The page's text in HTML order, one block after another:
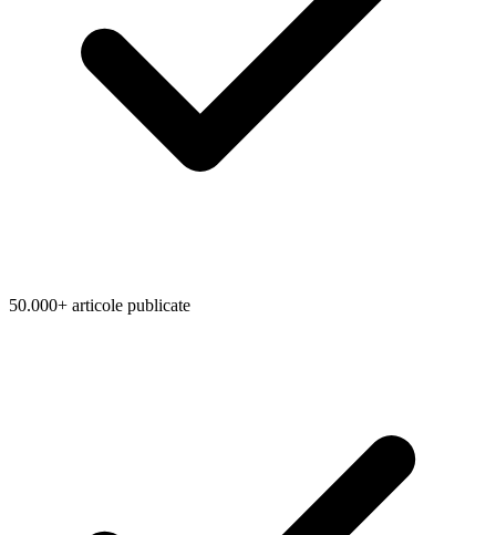
50.000+ articole publicate